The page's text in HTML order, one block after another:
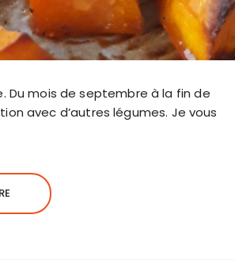
Du mois de septembre à la fin de
avec d’autres légumes. Je vous